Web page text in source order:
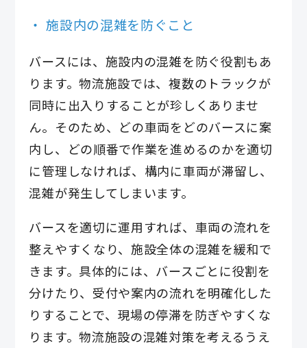
施設内の混雑を防ぐこと
バースには、施設内の混雑を防ぐ役割もあ
ります。物流施設では、複数のトラックが
同時に出入りすることが珍しくありませ
ん。そのため、どの車両をどのバースに案
内し、どの順番で作業を進めるのかを適切
に管理しなければ、構内に車両が滞留し、
混雑が発生してしまいます。
バースを適切に運用すれば、車両の流れを
整えやすくなり、施設全体の混雑を緩和で
きます。具体的には、バースごとに役割を
分けたり、受付や案内の流れを明確化した
りすることで、現場の停滞を防ぎやすくな
ります。物流施設の混雑対策を考えるうえ